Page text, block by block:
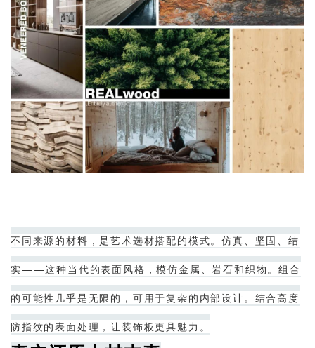
不同来源的材料，是艺术选材搭配的模式。仿真、坚固、结
实——这种当代的表面风格，模仿金属、岩石和织物。组合
的可能性几乎是无限的，可用于复杂的内部设计。结合高度
防指纹的表面处理，让装饰板更具魅力。